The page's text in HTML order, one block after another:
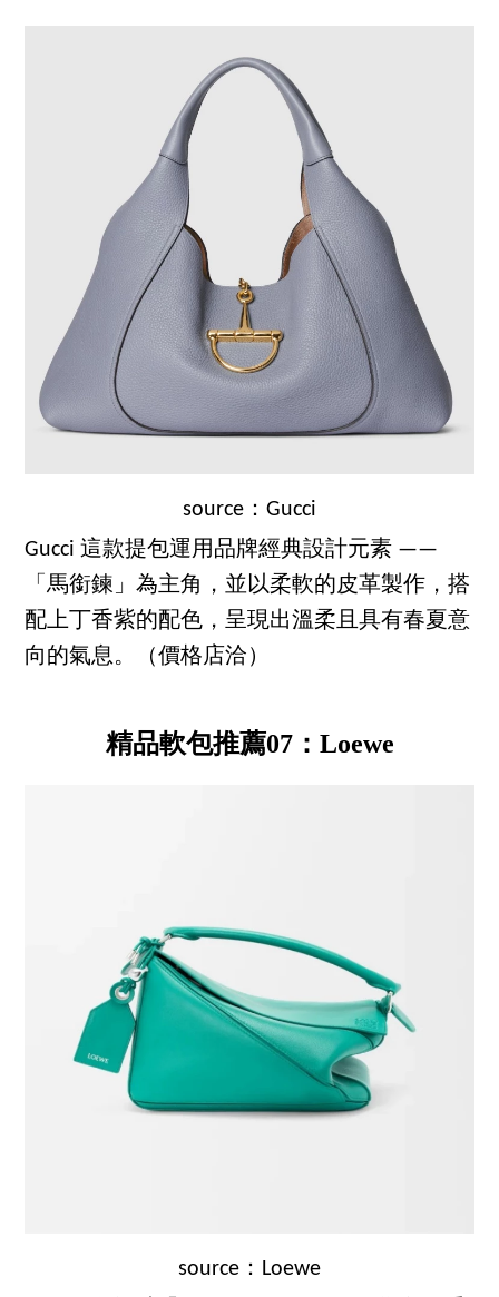
source：Gucci
Gucci 這款提包運用品牌經典設計元素 ——
「馬銜鍊」為主角，並以柔軟的皮革製作，搭
配上丁香紫的配色，呈現出溫柔且具有春夏意
向的氣息。（價格店洽）
精品軟包推薦07：Loewe
source：Loewe